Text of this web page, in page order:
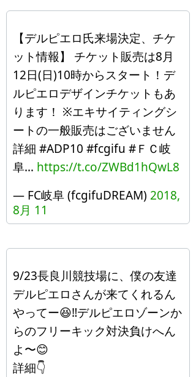
【デルピエロ氏来場決定、チケ
ット情報】 チケット販売は8月
12日(日)10時からスタート！デ
ルピエロデザインチケットもあ
ります！ ※エキサイティングシ
ートの一般販売はございません
詳細 #ADP10 #fcgifu #ＦＣ岐
阜… https://t.co/ZWBd1hQwL8
— FC岐阜 (fcgifuDREAM) 2018,
8月 11
9/23長良川競技場に、僕の友達
デルピエロさんが来てくれるん
やってー😆‼️デルピエロゾーンか
らのフリーキック対決負けへん
よ〜😊
詳細👇